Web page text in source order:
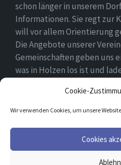
Cookie-
Wir verwenden Cookies, um unsere
Cookies
schon länger in unserem
Informationen. Sie regt zur
will vor allem Orientierung
Die Angebote unserer
Gemeinschaften geben uns
was in Holzen los ist und
und hoffen, dass sie sich in
Facebook